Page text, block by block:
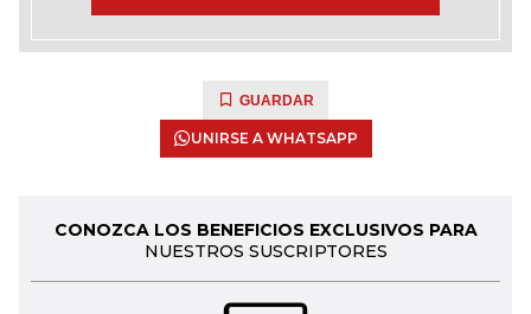
GUARDAR
UNIRSE A WHATSAPP
CONOZCA LOS BENEFICIOS EXCLUSIVOS PARA
NUESTROS SUSCRIPTORES